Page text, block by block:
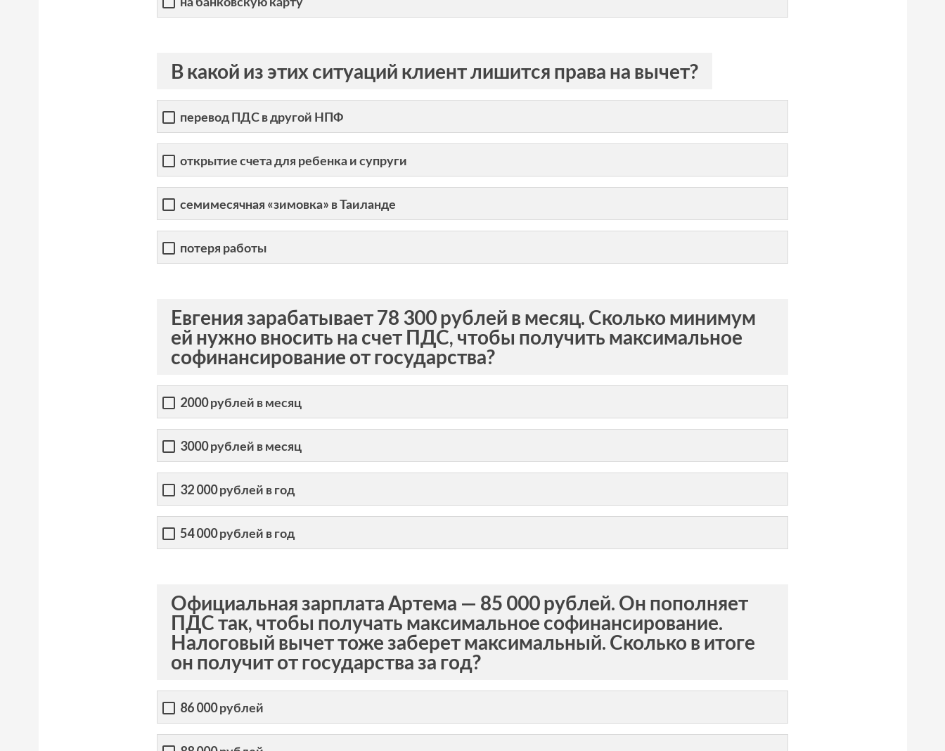
В какой из этих ситуаций клиент лишится права на вычет?
перевод ПДС в другой НПФ
открытие счета для ребенка и супруги
семимесячная «зимовка» в Таиланде
потеря работы
Евгения зарабатывает 78 300 рублей в месяц. Сколько минимум
ей нужно вносить на счет ПДС, чтобы получить максимальное
софинансирование от государства?
2000 рублей в месяц
3000 рублей в месяц
32 000 рублей в год
54 000 рублей в год
Официальная зарплата Артема — 85 000 рублей. Он пополняет
ПДС так, чтобы получать максимальное софинансирование.
Налоговый вычет тоже заберет максимальный. Сколько в итоге
он получит от государства за год?
86 000 рублей